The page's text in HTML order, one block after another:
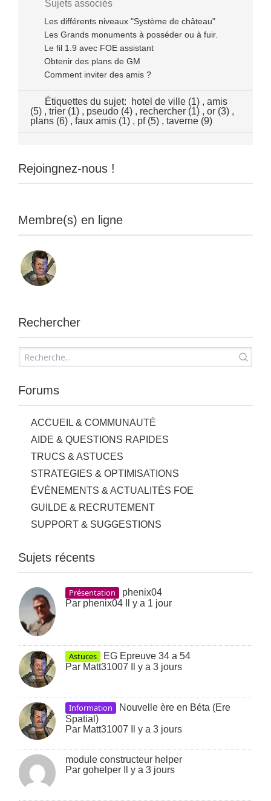
Sujets associés
Les différents niveaux "Système de château"
Les Grands monuments à posséder ou à fuir.
Le fil 1.9 avec FOE assistant
Obtenir des plans de GM
Comment inviter des amis ?
Étiquettes du sujet: hotel de ville (1) , amis
(5) , trier (1) , pseudo (4) , rechercher (1) , or (3) ,
plans (6) , faux amis (1) , pf (5) , taverne (9)
Rejoingnez-nous !
Membre(s) en ligne
Rechercher
Forums
ACCUEIL & COMMUNAUTÉ
AIDE & QUESTIONS RAPIDES
TRUCS & ASTUCES
STRATEGIES & OPTIMISATIONS
ÉVÉNEMENTS & ACTUALITÉS FOE
GUILDE & RECRUTEMENT
SUPPORT & SUGGESTIONS
Sujets récents
Présentation
phenix04
Par phenix04 Il y a 1 jour
Astuces
EG Epreuve 34 a 54
Par Matt31007 Il y a 3 jours
Information
Nouvelle ère en Béta (Ere
Spatial)
Par Matt31007 Il y a 3 jours
module constructeur helper
Pargohelper Il y a 3 jours